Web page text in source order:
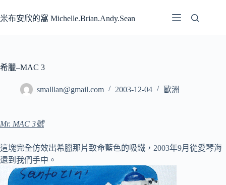
至
容
米布安欣的窩 Michelle.Brian.Andy.Sean
希臘–MAC 3
smalllan@gmail.com 2003-12-04 歐洲
Mr. MAC 3號
這塊完全仿效出希臘那片致命藍色的吸鐵，2003年9月從愛琴海
還到我們手中。